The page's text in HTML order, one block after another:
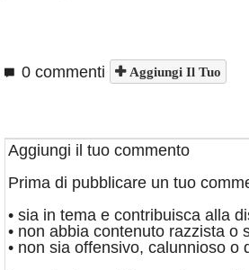
0 commenti Aggiungi Il Tuo
Aggiungi il tuo commento
Prima di pubblicare un tuo
• sia in tema e contribuisca alla
• non abbia contenuto razzista o
• non sia offensivo, calunnioso o